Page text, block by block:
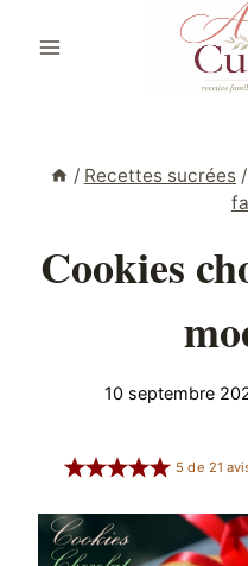
/ Recettes sucrées /
Cookies
10 septembre
5 de 21